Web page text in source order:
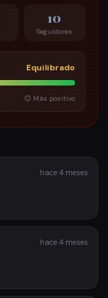
10
Seguidores
Equilibrado
😊 Más positivo
hace 4 meses
hace 4 meses